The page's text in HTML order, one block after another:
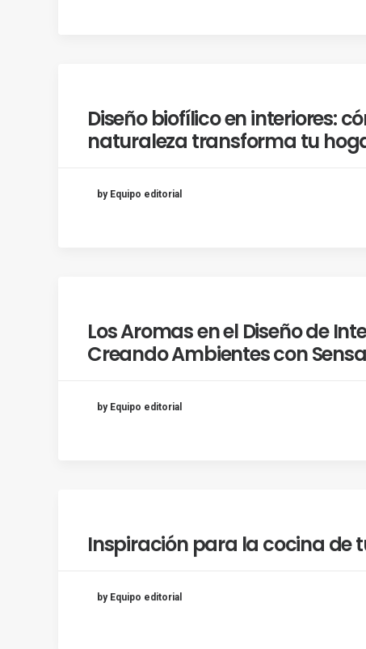
Diseño biofílico en interiores:
naturaleza transforma tu
by Equipo editorial
Los Aromas en el Diseño de
Creando Ambientes con
by Equipo editorial
Inspiración para la cocina de
by Equipo editorial